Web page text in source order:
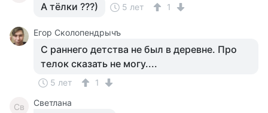
А тёлки ???) 5 лет 1
Егор Сколопендрычъ
С раннего детства не был в деревне. Про
телок сказать не могу....
5 лет 1
Св Светлана